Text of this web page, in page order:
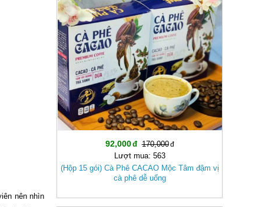
nên nhìn
92,000
170,000
Lượt mua: 563
(Hộp 15 gói) Cà Phê CACAO Mộc Tâm đậm vị
cà phê dễ uống